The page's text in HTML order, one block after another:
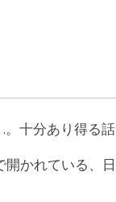
十分あり得る話
開かれている、